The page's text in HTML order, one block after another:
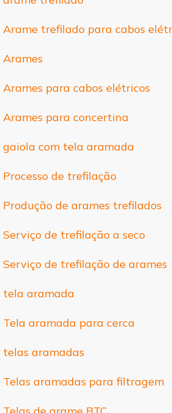
Arame trefilado para cabos
Arames
Arames para cabos elétricos
Arames para concertina
gaiola com tela aramada
Processo de trefilação
Produção de arames trefilados
Serviço de trefilação a seco
Serviço de trefilação de arames
tela aramada
Tela aramada para cerca
telas aramadas
Telas aramadas para filtragem